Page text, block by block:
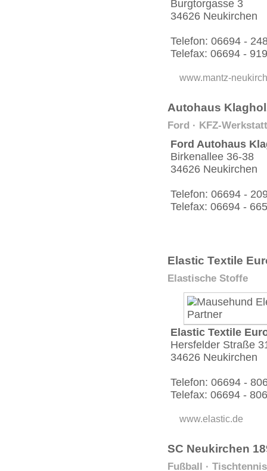
Burgtorgasse 3
34626 Neukirchen
Telefon: 06694 -
Telefax: 06694 -
www.mantz-
Autohaus
Ford · KFZ-
Ford Autohaus
Birkenallee 36-38
34626 Neukirchen
Telefon: 06694 -
Telefax: 06694 -
Elastic Textile
Elastische Stoffe
Elastic Textile
Hersfelder Straße
34626 Neukirchen
Telefon: 06694 -
Telefax: 06694 -
www.elastic.de
SC Neukirchen
Fußball ·